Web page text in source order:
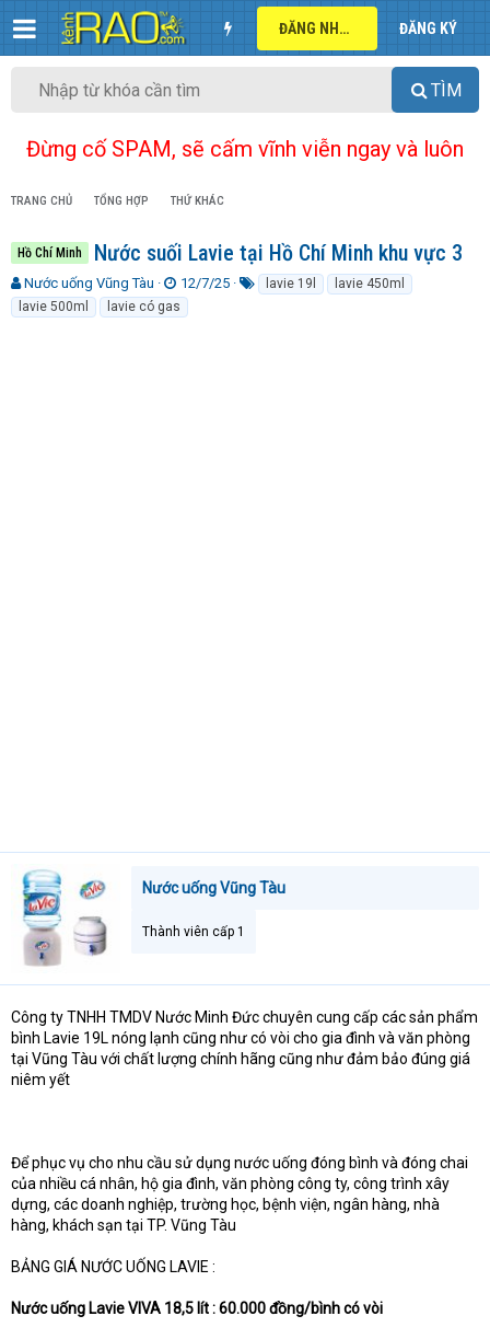
ĐĂNG NHẬP ĐĂNG KÝ
TÌM
Đừng cố SPAM, sẽ cấm vĩnh viễn ngay và luôn
TRANG CHỦ TỔNG HỢP THỨ KHÁC
Hồ Chí Minh Nước suối Lavie tại Hồ Chí Minh khu vực 3
T
h
r
Nước uống Vũng Tàu
N
g
à
12/7/25 lavie 19l
lavie 450ml
lavie 500ml
lavie có gas
Nước uống Vũng Tàu
Thành viên cấp 1
Công ty TNHH TMDV Nước Minh Đức chuyên cung cấp các sản phẩm
bình Lavie 19L nóng lạnh cũng như có vòi cho gia đình và văn phòng
tại Vũng Tàu với chất lượng chính hãng cũng như đảm bảo đúng giá
niêm yết
Để phục vụ cho nhu cầu sử dụng nước uống đóng bình và đóng chai
của nhiều cá nhân, hộ gia đình, văn phòng công ty, công trình xây
dựng, các doanh nghiệp, trường học, bệnh viện, ngân hàng, nhà
hàng, khách sạn tại TP. Vũng Tàu
BẢNG GIÁ NƯỚC UỐNG LAVIE :
Nước uống Lavie VIVA 18,5 lít : 60.000 đồng/bình có vòi